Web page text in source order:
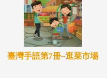
臺灣手語第7冊–逛菜市場